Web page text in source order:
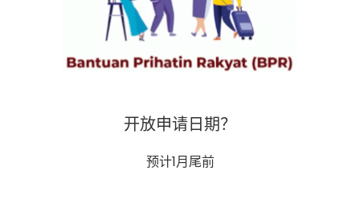
开放申请日期？
预计1月尾前